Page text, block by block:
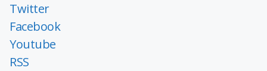
Twitter
Facebook
Youtube
RSS